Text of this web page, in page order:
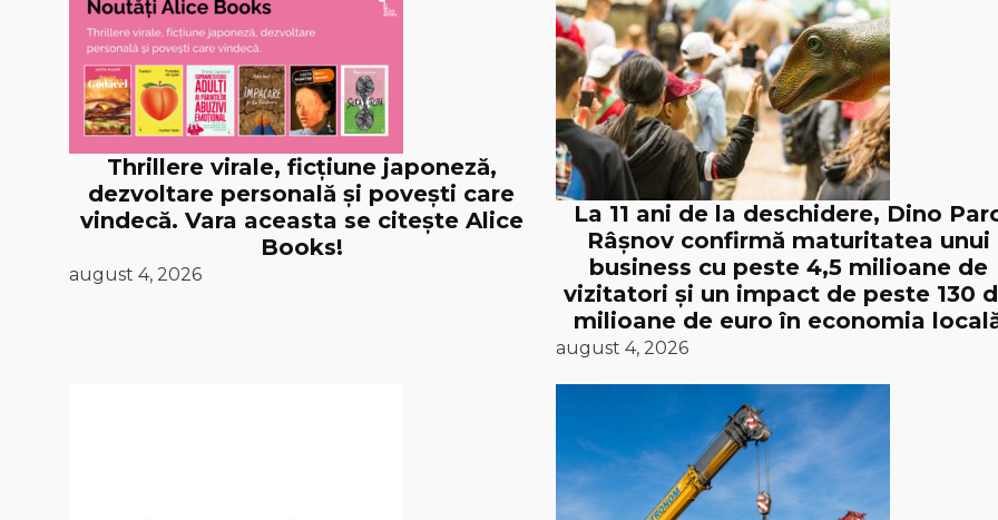
Thrillere virale, ficțiune japoneză,
dezvoltare personală și povești care
vindecă. Vara aceasta se citește Alice
Books!
august 4, 2026
La 11 ani de la deschidere, Dino
Râșnov confirmă maturitatea unui
business cu peste 4,5 milioane de
vizitatori și un impact de peste 130
milioane de euro în economia
august 4, 2026